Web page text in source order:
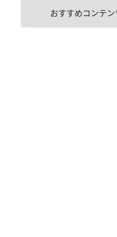
おすすめコンテ